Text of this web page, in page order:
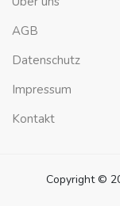
AGB
Datenschutz
Impressum
Kontakt
Copyright ©